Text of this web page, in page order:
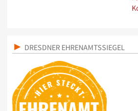
DRESDNER EHRENAMTSSIEGEL